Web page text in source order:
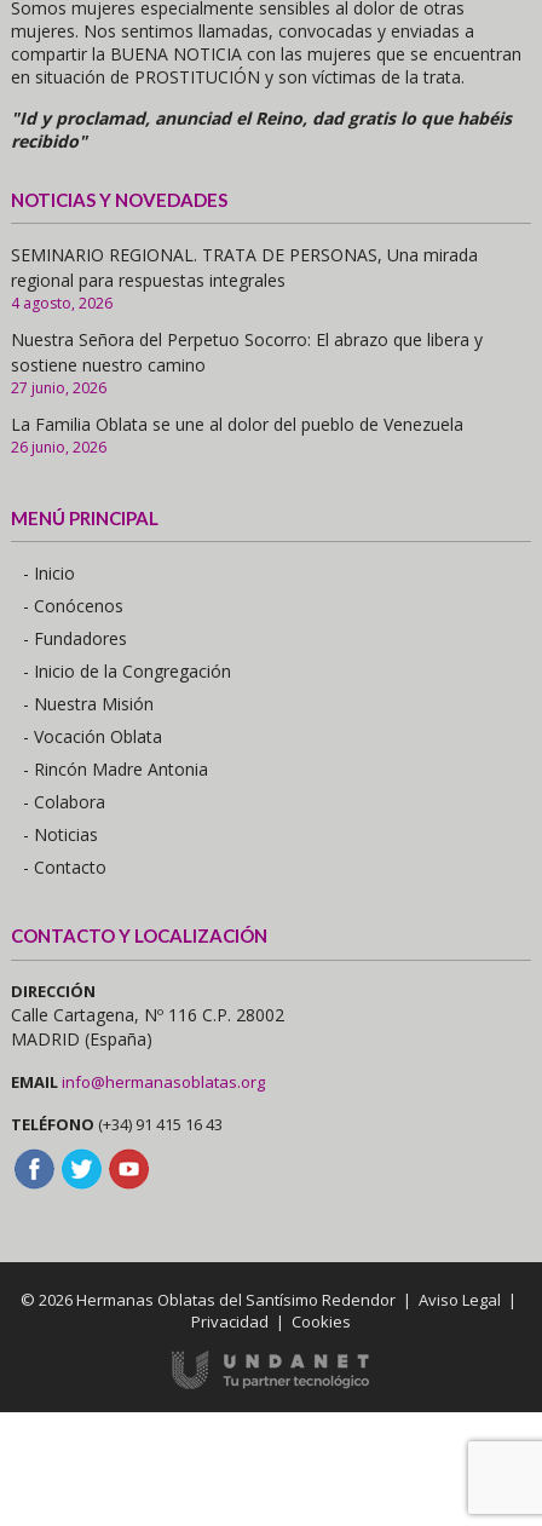
Somos mujeres especialmente sensibles al dolor de otras
mujeres. Nos sentimos llamadas, convocadas y enviadas a
compartir la BUENA NOTICIA con las mujeres que se encuentran
en situación de PROSTITUCIÓN y son víctimas de la trata.
"Id y proclamad, anunciad el Reino, dad gratis lo que habéis
recibido"
NOTICIAS Y NOVEDADES
SEMINARIO REGIONAL. TRATA DE PERSONAS, Una mirada
regional para respuestas integrales
4 agosto, 2026
Nuestra Señora del Perpetuo Socorro: El abrazo que libera y
sostiene nuestro camino
27 junio, 2026
La Familia Oblata se une al dolor del pueblo de Venezuela
26 junio, 2026
MENÚ PRINCIPAL
- Inicio
- Conócenos
- Fundadores
- Inicio de la Congregación
- Nuestra Misión
- Vocación Oblata
- Rincón Madre Antonia
- Colabora
- Noticias
- Contacto
CONTACTO Y LOCALIZACIÓN
DIRECCIÓN
Calle Cartagena, Nº 116 C.P. 28002
MADRID (España)
EMAILinfo@hermanasoblatas.org
TELÉFONO (+34) 91 415 16 43
© 2026 Hermanas Oblatas del Santísimo Redendor |Aviso Legal |
Privacidad | Cookies